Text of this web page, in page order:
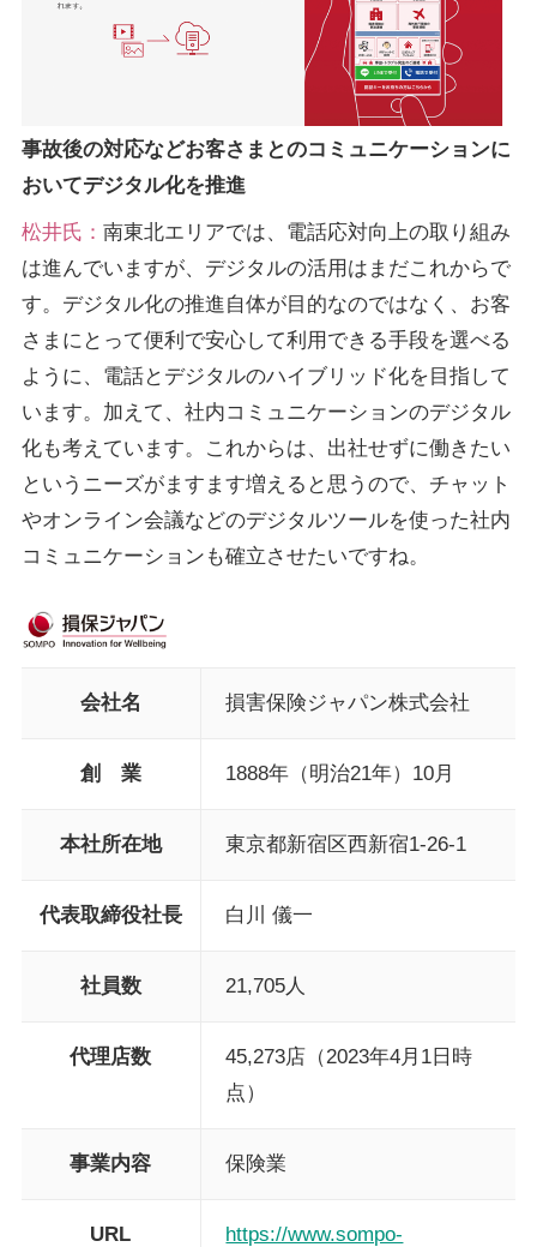
事故後の対応などお客さまとのコミュニケーションに
おいてデジタル化を推進
松井氏： 南東北エリアでは、電話応対向上の取り組み
は進んでいますが、デジタルの活用はまだこれからで
す。デジタル化の推進自体が目的なのではなく、お客
さまにとって便利で安心して利用できる手段を選べる
ように、電話とデジタルのハイブリッド化を目指して
います。加えて、社内コミュニケーションのデジタル
化も考えています。これからは、出社せずに働きたい
というニーズがますます増えると思うので、チャット
やオンライン会議などのデジタルツールを使った社内
コミュニケーションも確立させたいですね。
会社名 損害保険ジャパン株式会社
創 業 1888年（明治21年）10月
本社所在地 東京都新宿区西新宿1-26-1
代表取締役社長 白川 儀一
社員数 21,705人
代理店数
45,273店（2023年4月1日時
点）
事業内容 保険業
URL
https://www.sompo-